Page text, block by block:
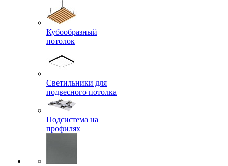
Кубообразный
потолок
Светильники для
подвесного потолка
Подсистема на
профилях